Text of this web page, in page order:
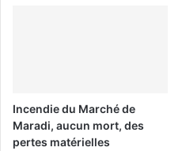
Incendie du Marché de
Maradi, aucun mort, des
pertes matérielles